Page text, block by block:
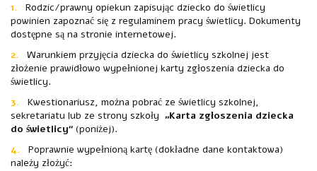
Rodzic/prawny opiekun zapisując dziecko do świetlicy
powinien zapoznać się z regulaminem pracy świetlicy. Dokumenty
dostępne są na stronie internetowej.
Warunkiem przyjęcia dziecka do świetlicy szkolnej jest
złożenie prawidłowo wypełnionej karty zgłoszenia dziecka do
świetlicy.
Kwestionariusz, można pobrać ze świetlicy szkolnej,
sekretariatu lub ze strony szkoły „Karta zgłoszenia dziecka
do świetlicy“ (poniżej).
Poprawnie wypełnioną kartę (dokładne dane kontaktowa)
należy złożyć: